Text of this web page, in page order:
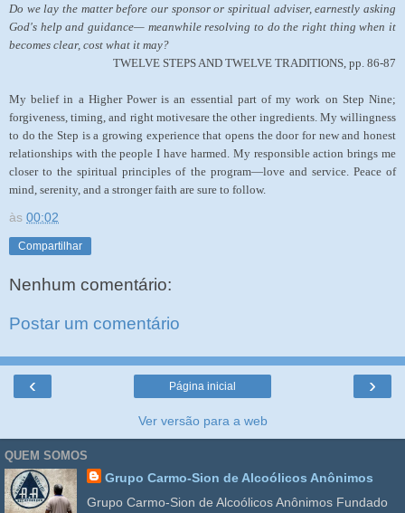
Do we lay the matter before our sponsor or spiritual adviser, earnestly asking
God's help and guidance— meanwhile resolving to do the right thing when it
becomes clear, cost what it may?
TWELVE STEPS AND TWELVE TRADITIONS, pp. 86-87
My belief in a Higher Power is an essential part of my work on Step Nine;
forgiveness, timing, and right motivesare the other ingredients. My willingness
to do the Step is a growing experience that opens the door for new and honest
relationships with the people I have harmed. My responsible action brings me
closer to the spiritual principles of the program—love and service. Peace of
mind, serenity, and a stronger faith are sure to follow.
às 00:02
Compartilhar
Nenhum comentário:
Postar um comentário
‹ ›
Página inicial
Ver versão para a web
QUEM SOMOS
Grupo Carmo-Sion de Alcoólicos Anônimos
Grupo Carmo-Sion de Alcoólicos Anônimos Fundado